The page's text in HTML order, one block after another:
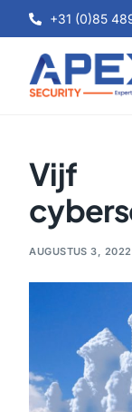
+31 (0)85
Vijf
AUGUSTUS 3, 2022